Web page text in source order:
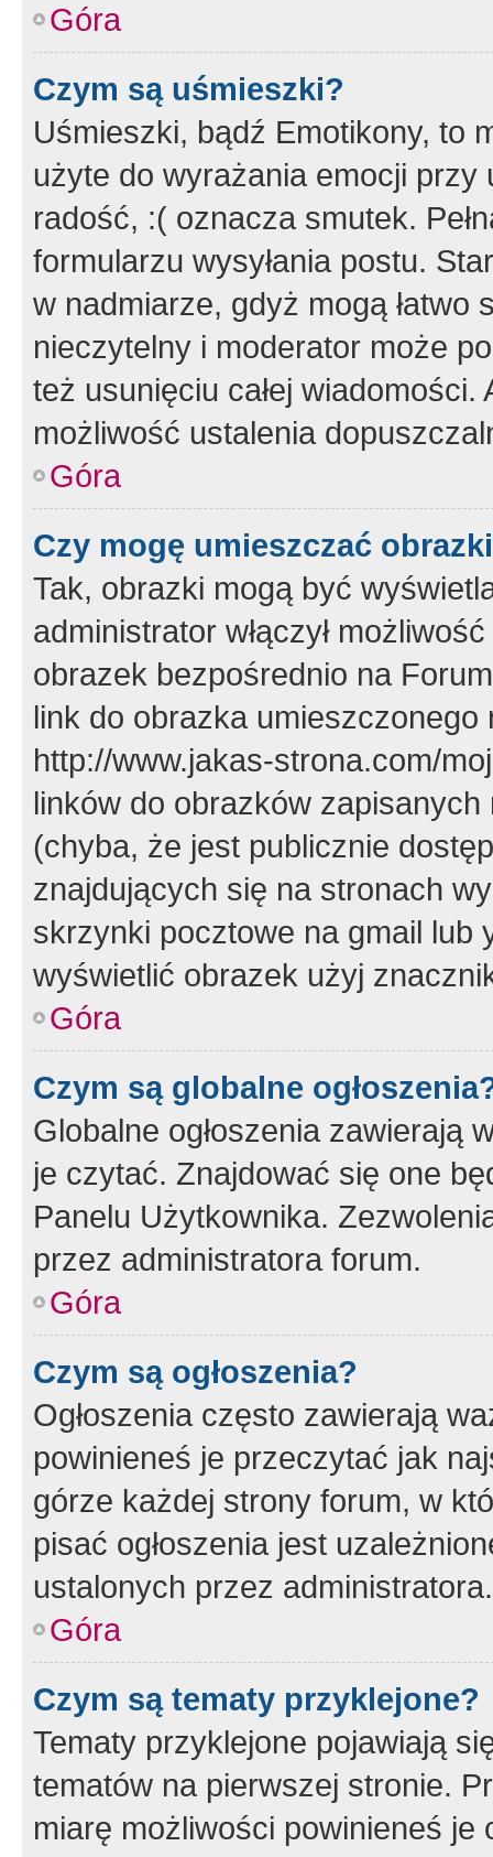
Góra
Czym są uśmieszki?
Uśmieszki, bądź Emotikony, to
użyte do wyrażania emocji
radość, :( oznacza smutek.
formularzu wysyłania postu.
w nadmiarze, gdyż mogą
nieczytelny i moderator może
też usunięciu całej
możliwość ustalenia
Góra
Czy mogę umieszczać
Tak, obrazki mogą być
administrator włączył
obrazek bezpośrednio na
link do obrazka
http://www.jakas-strona.com/
linków do obrazków
(chyba, że jest publicznie
znajdujących się na stronach
skrzynki pocztowe na gmail lub
wyświetlić obrazek użyj
Góra
Czym są globalne
Globalne ogłoszenia zawierają
je czytać. Znajdować się one
Panelu Użytkownika.
przez administratora forum.
Góra
Czym są ogłoszenia?
Ogłoszenia często zawierają
powinieneś je przeczytać jak
górze każdej strony forum, w
pisać ogłoszenia jest
ustalonych przez administratora.
Góra
Czym są tematy przyklejone?
Tematy przyklejone pojawiają
tematów na pierwszej stronie.
miarę możliwości powinieneś je